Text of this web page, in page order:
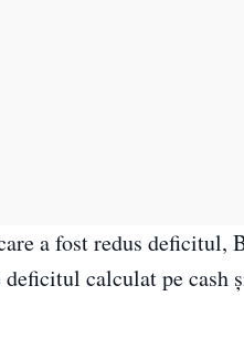
a fost redus deficitul,
calculat pe cash